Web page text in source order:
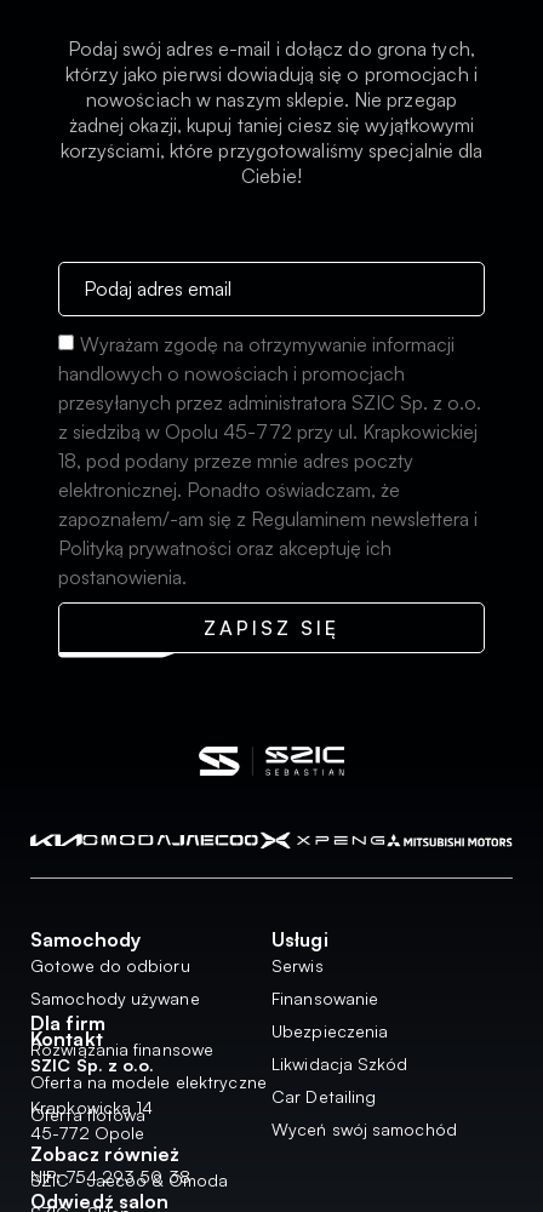
Podaj swój adres e-mail i dołącz do grona tych,
którzy jako pierwsi dowiadują się o promocjach i
nowościach w naszym sklepie. Nie przegap
żadnej okazji, kupuj taniej ciesz się wyjątkowymi
korzyściami, które przygotowaliśmy specjalnie dla
Ciebie!
Wyrażam zgodę na otrzymywanie informacji
handlowych o nowościach i promocjach
przesyłanych przez administratora SZIC Sp. z o.o.
z siedzibą w Opolu 45-772 przy ul. Krapkowickiej
18, pod podany przeze mnie adres poczty
elektronicznej. Ponadto oświadczam, że
zapoznałem/-am się z Regulaminem newslettera i
Polityką prywatności oraz akceptuję ich
postanowienia.
ZAPISZ SIĘ
Usługi
Serwis
Finansowanie
Ubezpieczenia
Likwidacja Szkód
Car Detailing
Wyceń swój samochód
Samochody
Gotowe do odbioru
Samochody używane
Dla firm
Rozwiązania finansowe
Oferta na modele elektryczne
Oferta flotowa
Zobacz również
SZIC - Jaecoo & Omoda
Kontakt
SZIC Sp. z o.o.
Krapkowicka 14
45-772 Opole
NIP: 754 293 50 38
Odwiedź salon